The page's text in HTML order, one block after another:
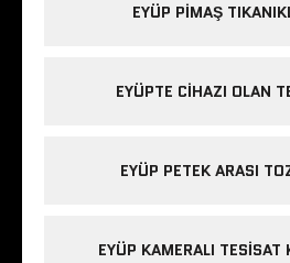
EYÜP PIMAŞ
EYÜPTE CIHAZI OLAN
EYÜP PETEK ARASI
EYÜP KAMERALI TESISAT